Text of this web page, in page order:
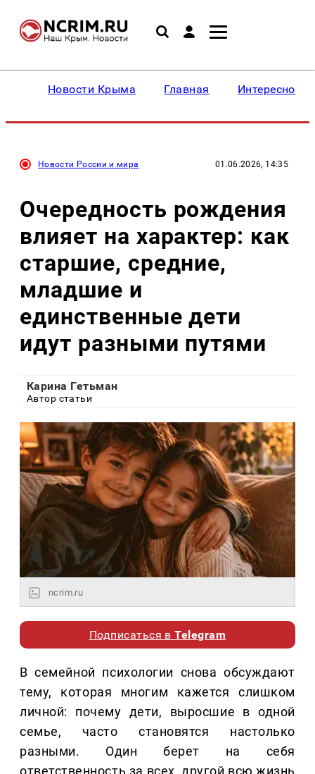
Новости Крыма Главная Интересное
Новости России и мира 01.06.2026, 14:35
Очередность рождения
влияет на характер: как
старшие, средние,
младшие и
единственные дети
идут разными путями
Карина Гетьман
Автор статьи
ncrim.ru
Подписаться вTelegram
В семейной психологии снова обсуждают
тему, которая многим кажется слишком
личной: почему дети, выросшие в одной
семье, часто становятся настолько
разными. Один берет на себя